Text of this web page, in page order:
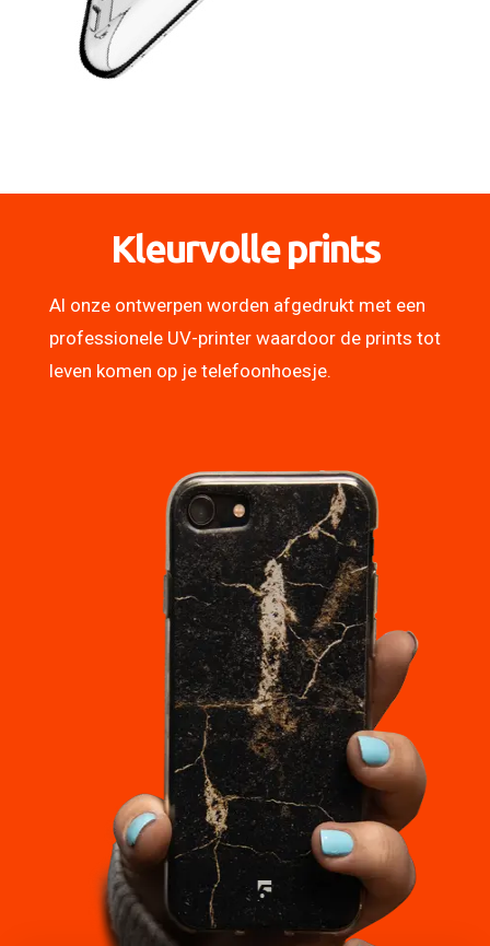
Kleurvolle prints
Al onze ontwerpen worden afgedrukt met een
professionele UV-printer waardoor de prints tot
leven komen op je telefoonhoesje.